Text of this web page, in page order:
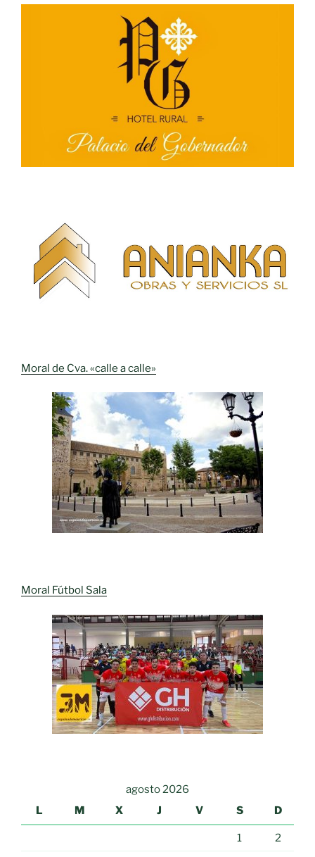
Moral de Cva. «calle a calle»
Moral Fútbol Sala
agosto 2026
L
M X J V S D
1 2